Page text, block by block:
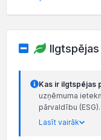
Kas ir ilgtspējas
uzņēmuma
pārvaldību (ESG).
Lasīt vairāk